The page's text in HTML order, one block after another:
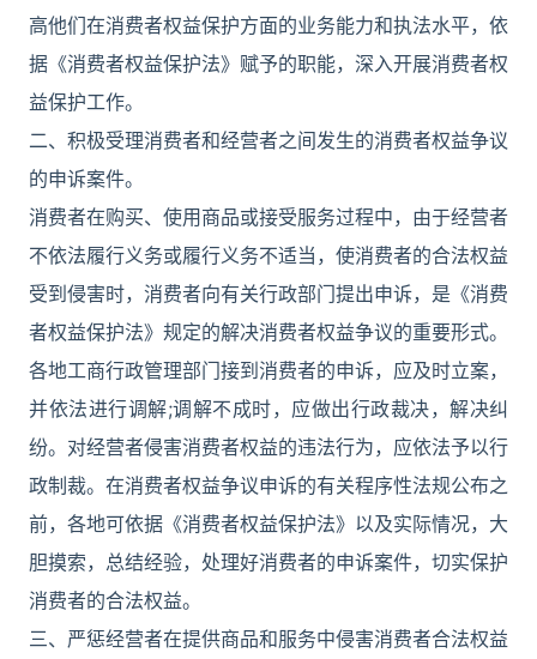
高他们在消费者权益保护方面的业务能力和执法水平，依
据《消费者权益保护法》赋予的职能，深入开展消费者权
益保护工作。
二、积极受理消费者和经营者之间发生的消费者权益争议
的申诉案件。
消费者在购买、使用商品或接受服务过程中，由于经营者
不依法履行义务或履行义务不适当，使消费者的合法权益
受到侵害时，消费者向有关行政部门提出申诉，是《消费
者权益保护法》规定的解决消费者权益争议的重要形式。
各地工商行政管理部门接到消费者的申诉，应及时立案，
并依法进行调解;调解不成时，应做出行政裁决，解决纠
纷。对经营者侵害消费者权益的违法行为，应依法予以行
政制裁。在消费者权益争议申诉的有关程序性法规公布之
前，各地可依据《消费者权益保护法》以及实际情况，大
胆摸索，总结经验，处理好消费者的申诉案件，切实保护
消费者的合法权益。
三、严惩经营者在提供商品和服务中侵害消费者合法权益